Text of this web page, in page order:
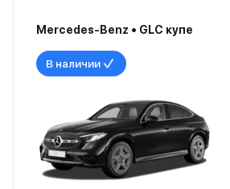
Mercedes-Benz • GLC купе
В наличии